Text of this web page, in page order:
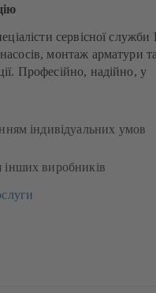
сервісної
монтаж арматури
Професійно, надійно, у
індивідуальних умов
виробників